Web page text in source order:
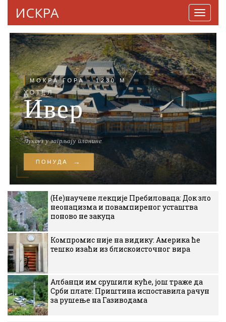
ИСКРА
(Не)научене лекције Пребиловаца: Док зло
неонацизма и повампиреног усташтва
поново не закуца
Компромис није на видику: Америка ће
тешко изаћи из блискоисточног вира
Албанци им срушили куће, још траже да
Срби плате: Приштина испоставила рачун
за рушење на Газиводама